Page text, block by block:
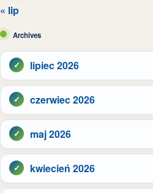
« lip
Archives
lipiec 2026
czerwiec 2026
maj 2026
kwiecień 2026